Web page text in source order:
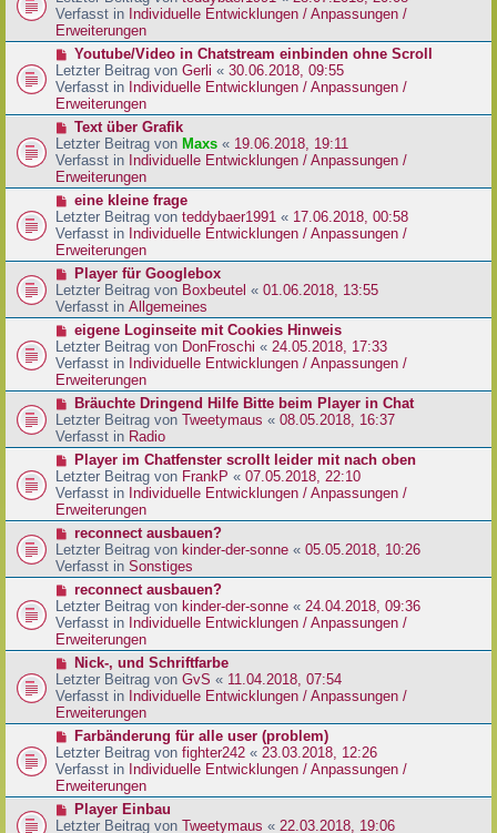
g
e
i
t
a
g
u
e
r
B
e
i
t
a
g
Verfasst in Individuelle Entwicklungen / Anpassungen /
Erweiterungen
N
e
u
e
r
B
e
i
t
a
g
Youtube/Video in Chatstream einbinden ohne Scroll
Letzter Beitrag von Gerli « 30.06.2018, 09:55
Verfasst in Individuelle Entwicklungen / Anpassungen /
Erweiterungen
N
e
u
e
r
B
e
i
t
a
g
Text über Grafik
Letzter Beitrag von Maxs « 19.06.2018, 19:11
Verfasst in Individuelle Entwicklungen / Anpassungen /
Erweiterungen
N
e
u
e
r
B
e
i
r
a
g
eine kleine frage
Letzter Beitrag von teddybaer1991 « 17.06.2018, 00:58
Verfasst in Individuelle Entwicklungen / Anpassungen /
Erweiterungen
N
e
u
e
r
B
e
i
r
a
g
Player für Googlebox
Letzter Beitrag von Boxbeutel « 01.06.2018, 13:55
Verfasst in Allgemeines
N
e
u
e
r
B
e
i
r
a
g
eigene Loginseite mit Cookies Hinweis
Letzter Beitrag von DonFroschi « 24.05.2018, 17:33
Verfasst in Individuelle Entwicklungen / Anpassungen /
Erweiterungen
N
e
u
e
r
B
e
i
r
a
g
Bräuchte Dringend Hilfe Bitte beim Player in Chat
Letzter Beitrag von Tweetymaus « 08.05.2018, 16:37
Verfasst in Radio
N
e
u
e
r
B
e
i
r
a
g
Player im Chatfenster scrollt leider mit nach oben
Letzter Beitrag von FrankP « 07.05.2018, 22:10
Verfasst in Individuelle Entwicklungen / Anpassungen /
Erweiterungen
N
e
u
e
r
B
e
i
r
a
g
reconnect ausbauen?
Letzter Beitrag von kinder-der-sonne « 05.05.2018, 10:26
Verfasst in Sonstiges
N
e
u
e
r
B
e
i
t
a
g
reconnect ausbauen?
Letzter Beitrag von kinder-der-sonne « 24.04.2018, 09:36
Verfasst in Individuelle Entwicklungen / Anpassungen /
Erweiterungen
N
e
u
e
r
B
e
i
t
a
Nick-, und Schriftfarbe
Letzter Beitrag von GvS « 11.04.2018, 07:54
Verfasst in Individuelle Entwicklungen / Anpassungen /
Erweiterungen
N
e
u
e
r
B
Farbänderung für alle user (problem)
Letzter Beitrag von fighter242 « 23.03.2018, 12:26
Verfasst in Individuelle Entwicklungen / Anpassungen /
Erweiterungen
N
e
Player Einbau
Letzter Beitrag von Tweetymaus « 22.03.2018, 19:06